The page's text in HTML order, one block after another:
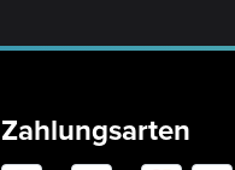
Zahlungsarten